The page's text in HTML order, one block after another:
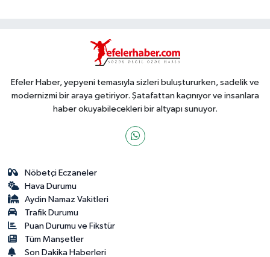
Efeler Haber, yepyeni temasıyla sizleri buluştururken, sadelik ve
modernizmi bir araya getiriyor. Şatafattan kaçınıyor ve insanlara
haber okuyabilecekleri bir altyapı sunuyor.
Nöbetçi Eczaneler
Hava Durumu
Aydin Namaz Vakitleri
Trafik Durumu
Puan Durumu ve Fikstür
Tüm Manşetler
Son Dakika Haberleri